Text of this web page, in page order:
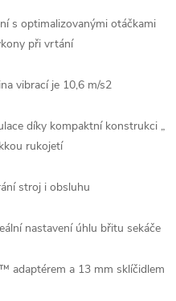
s optimalizovanými otáčkami
při vrtání
vibrací je 10,6 m/s2
díky kompaktní konstrukci „
rukojetí
stroj i obsluhu
nastavení úhlu břitu sekáče
adaptérem a 13 mm sklíčidlem